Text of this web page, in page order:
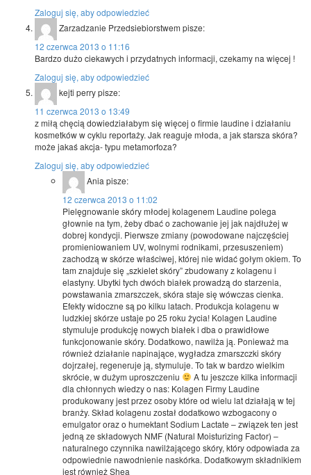
Zaloguj się, aby odpowiedzieć
Zarzadzanie Przedsiebiorstwem pisze:
12 czerwca 2013 o 11:16
Bardzo dużo ciekawych i przydatnych informacji, czekamy na więcej !
Zaloguj się, aby odpowiedzieć
kejti perrypisze:
11 czerwca 2013 o 13:49
z miłą chęcią dowiedziałabym się więcej o firmie laudine i działaniu
kosmetków w cyklu reportaży. Jak reaguje młoda, a jak starsza skóra?
może jakaś akcja- typu metamorfoza?
Zaloguj się, aby odpowiedzieć
Ania pisze:
12 czerwca 2013 o 11:02
Pielęgnowanie skóry młodej kolagenem Laudine polega
głownie na tym, żeby dbać o zachowanie jej jak najdłużej w
dobrej kondycji. Pierwsze zmiany (powodowane najczęściej
promieniowaniem UV, wolnymi rodnikami, przesuszeniem)
zachodzą w skórze właściwej, której nie widać gołym okiem. To
tam znajduje się „szkielet skóry” zbudowany z kolagenu i
elastyny. Ubytki tych dwóch białek prowadzą do starzenia,
powstawania zmarszczek, skóra staje się wówczas cienka.
Efekty widoczne są po kilku latach. Produkcja kolagenu w
ludzkiej skórze ustaje po 25 roku życia! Kolagen Laudine
stymuluje produkcję nowych białek i dba o prawidłowe
funkcjonowanie skóry. Dodatkowo, nawilża ją. Ponieważ ma
również działanie napinające, wygładza zmarszczki skóry
dojrzałej, regeneruje ją, stymuluje. To tak w bardzo wielkim
skrócie, w dużym uproszczeniu
A tu jeszcze kilka informacji
dla chłonnych wiedzy o nas: Kolagen Firmy Laudine
produkowany jest przez osoby które od wielu lat działają w tej
branży. Skład kolagenu został dodatkowo wzbogacony o
emulgator oraz o humektant Sodium Lactate – związek ten jest
jedną ze składowych NMF (Natural Moisturizing Factor) –
naturalnego czynnika nawilżającego skóry, który odpowiada za
odpowiednie nawodnienie naskórka. Dodatkowym składnikiem
jest również Shea